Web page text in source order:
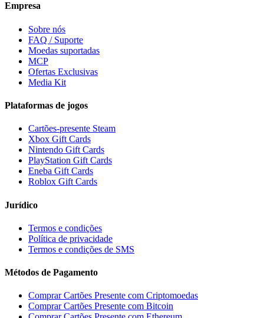
Empresa
Sobre nós
FAQ / Suporte
Moedas suportadas
MCP
Ofertas Exclusivas
Media Kit
Plataformas de jogos
Cartões-presente Steam
Xbox Gift Cards
Nintendo Gift Cards
PlayStation Gift Cards
Eneba Gift Cards
Roblox Gift Cards
Jurídico
Termos e condições
Política de privacidade
Termos e condições de SMS
Métodos de Pagamento
Comprar Cartões Presente com Criptomoedas
Comprar Cartões Presente com Bitcoin